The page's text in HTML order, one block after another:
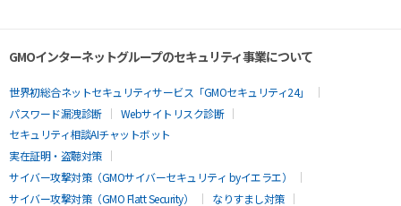
GMOインターネットグループのセキュリティ事業について
世界初総合ネットセキュリティサービス「GMOセキュリティ24」
パスワード漏洩診断
Webサイトリスク診断
セキュリティ相談AIチャットボット
実在証明・盗聴対策
サイバー攻撃対策（GMOサイバーセキュリティ byイエラエ）
サイバー攻撃対策（GMO Flatt Security）
なりすまし対策